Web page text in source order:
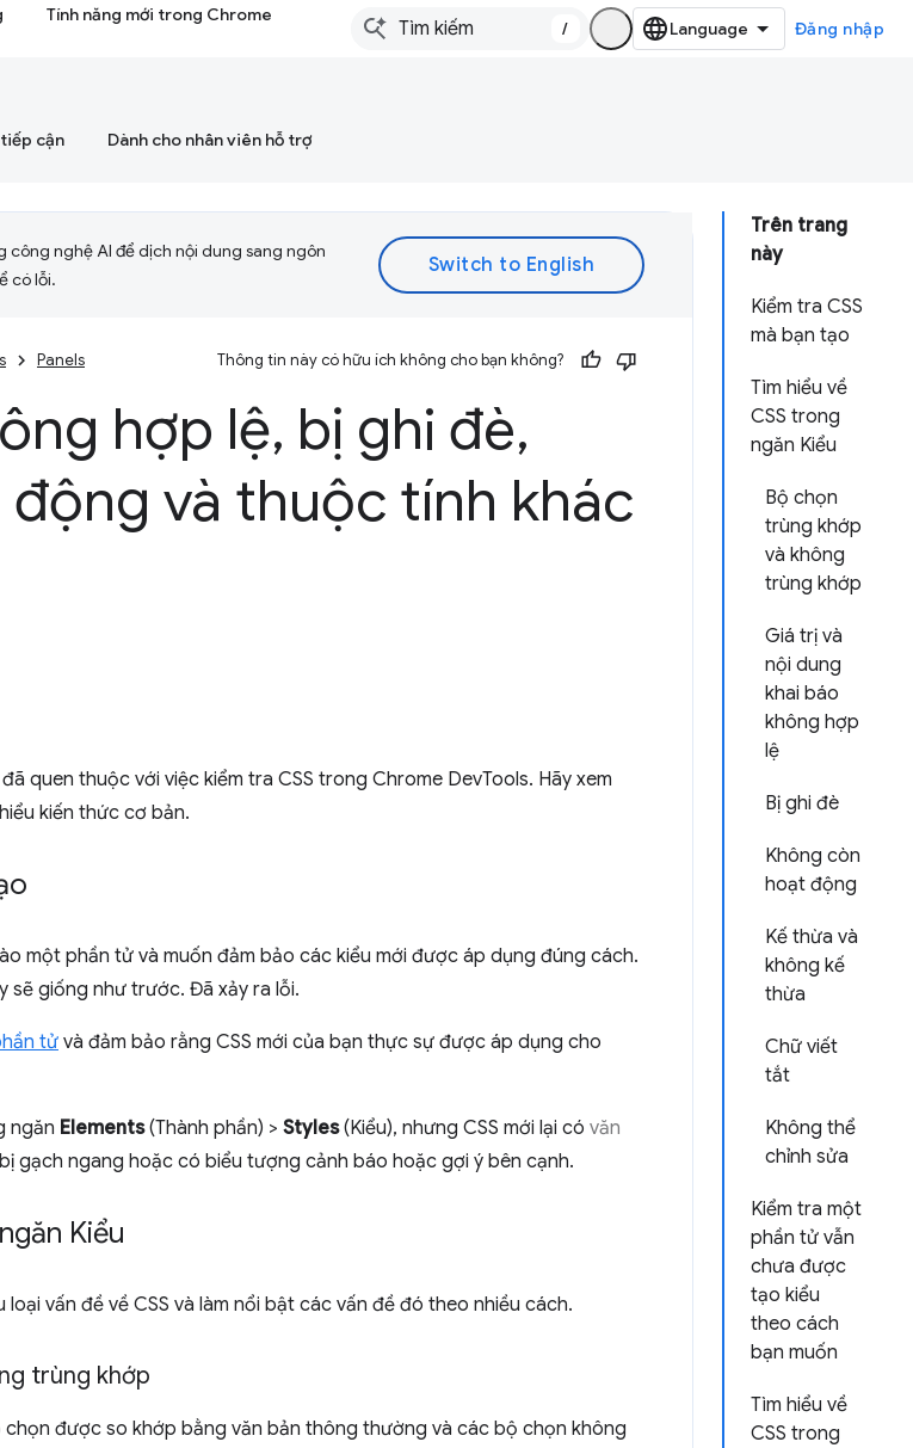
Tính năng mới trong Chrome
/ Đăng nhập
cận Dành cho nhân viên hỗ trợ
Trên trang
này
Kiểm tra CSS
mà bạn tạo
Tìm hiểu về
CSS trong
ngăn Kiểu
Bộ chọn
trùng khớp
và không
trùng khớp
Giá trị và
nội dung
khai báo
không hợp
lệ
Bị ghi đè
Không còn
hoạt động
Kế thừa và
không kế
thừa
Chữ viết
tắt
Không thể
chỉnh sửa
Kiểm tra một
phần tử vẫn
chưa được
tạo kiểu
theo cách
bạn muốn
Tìm hiểu về
CSS trong
công nghệ AI để dịch nội dung sang ngôn
có lỗi.
Panels Thông tin này có hữu ích không cho bạn không?
hợp lệ, bị ghi đè,
và thuộc tính khác
quen thuộc với việc kiểm tra CSS trong Chrome DevTools. Hãy xem
kiến thức cơ bản.
một phần tử và muốn đảm bảo các kiểu mới được áp dụng đúng cách.
sẽ giống như trước. Đã xảy ra lỗi.
tửvà đảm bảo rằng CSS mới của bạn thực sự được áp dụng cho
ngăn Elements(Thành phần) > Styles(Kiểu), nhưng CSS mới lại có văn
gạch ngang hoặc có biểu tượng cảnh báo hoặc gợi ý bên cạnh.
Kiểu
loại vấn đề về CSS và làm nổi bật các vấn đề đó theo nhiều cách.
trùng khớp
được so khớp bằng văn bản thông thường và các bộ chọn không